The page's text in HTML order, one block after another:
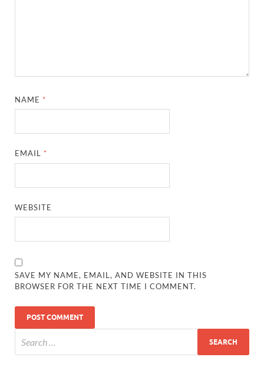
NAME *
EMAIL *
WEBSITE
SAVE MY NAME, EMAIL, AND WEBSITE IN THIS
BROWSER FOR THE NEXT TIME I COMMENT.